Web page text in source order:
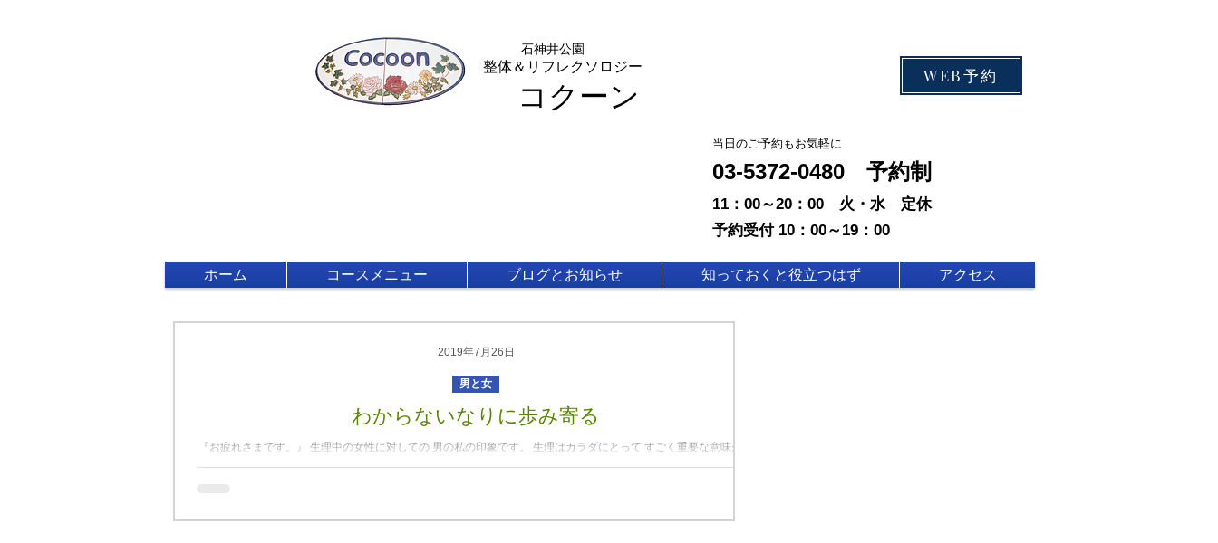
石神井公園
整体＆リフレクソロジー
コクーン
WEB予約
​当日のご予約もお気軽に
03-5372-0480 予約制
11：00～20：00 火・水 定休
予約受付 10：00～19：00
ホーム コースメニュー ブログとお知らせ 知っておくと役立つはず アクセス
わからないなりに歩み寄る
『お疲れさまです。』 生理中の女性に対しての 男の私の印象です。 生理はカラダにとって すごく重要な意味があ
男と女
2019年7月26日